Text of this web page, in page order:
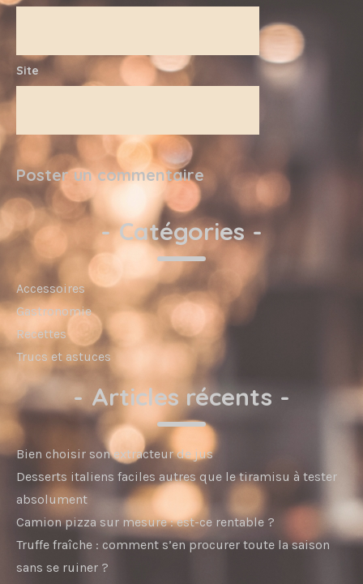
Site
- Catégories -
Accessoires
Gastronomie
Recettes
Trucs et astuces
- Articles récents -
Bien choisir son extracteur de jus
Desserts italiens faciles autres que le tiramisu à tester
absolument
Camion pizza sur mesure : est-ce rentable ?
Truffe fraîche : comment s’en procurer toute la saison
sans se ruiner ?